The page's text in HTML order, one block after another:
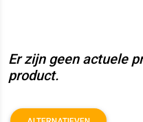
Er zijn geen actuele
product.